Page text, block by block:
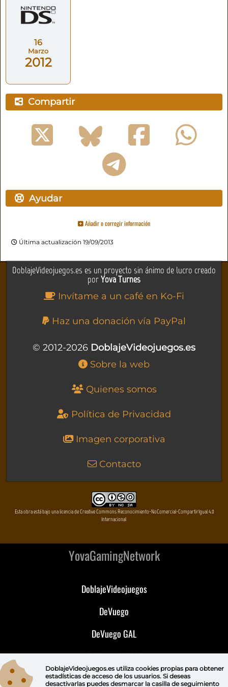
16
Marzo
2012
Compartir
Ayudar
Añadir o corregir información
Última actualización 19/09/2013
DoblajeVideojuegos.es es un proyecto sin ánimo de lucro creado
porYova Turnes
Invítame a un café en Ko-Fi
Haz una donación vía PayPal
© 2012-2026 DoblajeVideojuegos.es
Sobre la web
Quienes somos
Política de Privacidad
Imagen corporativa
Contacto
Esta obra está bajo una licencia de Creative Commons Reconocimiento-NoComercial-CompartirIgual 4.0
Internacional
YovaGamingNetwork
DoblajeVideojuegos
DeVuego
DeVuego GAL
DeVuego LATAM
DeVuego Portugal
DoblajeVideojuegos.es utiliza cookies propiaspara obtener
estadísticas de acceso de los usuarios. Si deseas
desactivarlas puedes desmarcar la casilla de seguimiento